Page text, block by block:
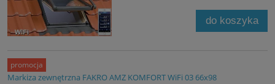
do koszyka
Markiza zewnętrzna FAKRO AMZ KOMFORT WiFi 03 66x98
promocja